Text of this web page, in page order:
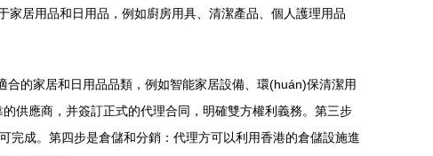
居用品和日用品，例如廚房用具、清潔產品、個人護理用品
的家居和日用品品類，例如智能家居設備、環(huán)保清潔用
供應商，并簽訂正式的代理合同，明確雙方權利義務。第三步
成。第四步是倉儲和分銷：代理方可以利用香港的倉儲設施進